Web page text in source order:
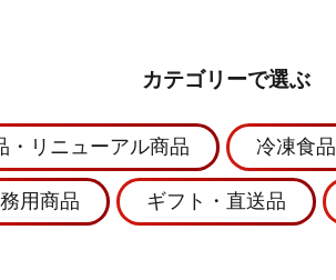
カテゴリーで選ぶ
・リニューアル商品 冷凍食品
用商品 ギフト・直送品